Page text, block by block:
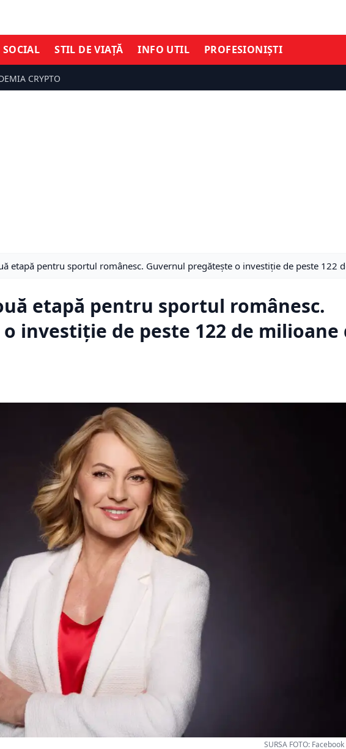
SOCIAL STIL DE VIAȚĂ INFO UTIL PROFESIONIȘTI
CRYPTO
etapă pentru sportul românesc. Guvernul pregătește o investiție de peste 122
etapă pentru sportul românesc.
investiție de peste 122 de milioane
SURSA FOTO: